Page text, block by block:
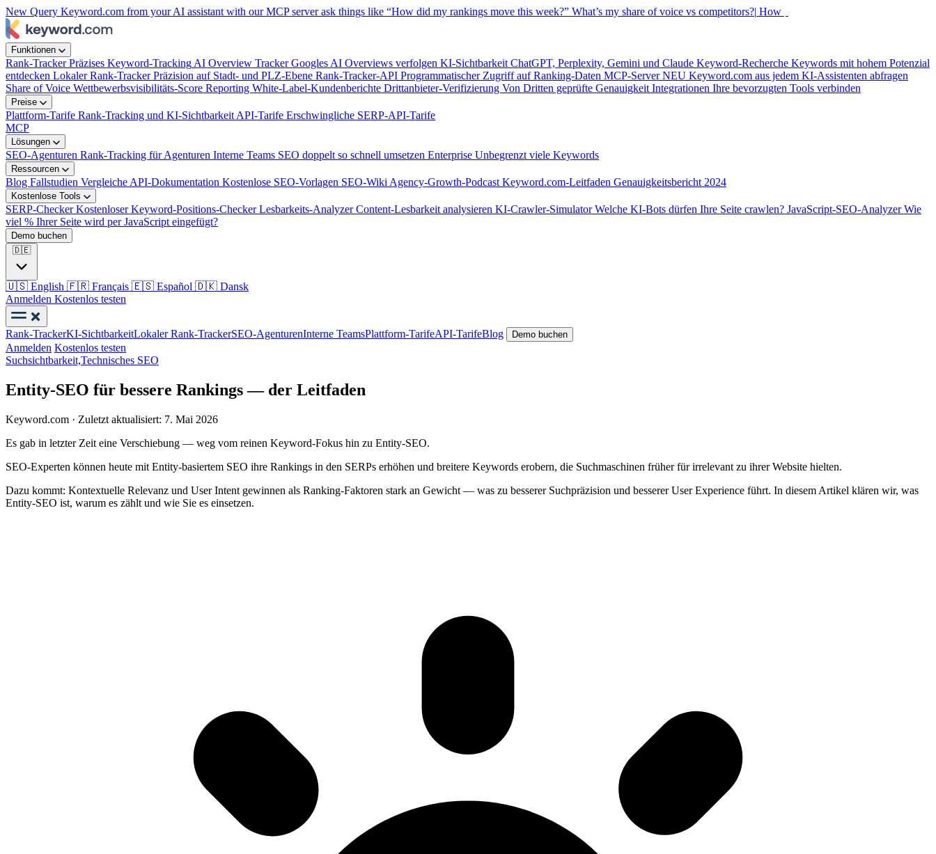
New Query Keyword.com from your AI assistant with our MCP server ask things like “How did my rankings move this week?” What’s my share of voice vs competitors?| How did my rankings mo
Funktionen
Rank-TrackerPräzises Keyword-Tracking AI Overview TrackerGoogles AI Overviews verfolgen KI-Sichtbarkeit ChatGPT, Perplexity, Gemini und Claude Keyword-Recherche Keywords mit hohem Potenzial
entdecken Lokaler Rank-TrackerPräzision auf Stadt- und PLZ-Ebene Rank-Tracker-API Programmatischer Zugriff auf Ranking-Daten MCP-ServerNEU Keyword.com aus jedem KI-Assistenten abfragen
Share of Voice Wettbewerbsvisibilitäts-Score Reporting White-Label-Kundenberichte Drittanbieter-Verifizierung Von Dritten geprüfte Genauigkeit Integrationen Ihre bevorzugten Tools verbinden
Preise
Plattform-Tarife Rank-Tracking und KI-Sichtbarkeit API-Tarife Erschwingliche SERP-API-Tarife
MCP
Lösungen
SEO-Agenturen Rank-Tracking für Agenturen Interne Teams SEO doppelt so schnell umsetzen Enterprise Unbegrenzt viele Keywords
Ressourcen
Blog Fallstudien Vergleiche API-Dokumentation Kostenlose SEO-Vorlagen SEO-Wiki Agency-Growth-Podcast Keyword.com-Leitfaden Genauigkeitsbericht 2024
Kostenlose Tools
SERP-CheckerKostenloser Keyword-Positions-Checker Lesbarkeits-AnalyzerContent-Lesbarkeit analysieren KI-Crawler-SimulatorWelche KI-Bots dürfen Ihre Seite crawlen? JavaScript-SEO-AnalyzerWie
viel % Ihrer Seite wird per JavaScript eingefügt?
Demo buchen
🇩🇪
🇺🇸 English 🇫🇷 Français 🇪🇸 Español 🇩🇰 Dansk
Anmelden Kostenlos testen
Rank-TrackerKI-SichtbarkeitLokaler Rank-TrackerSEO-AgenturenInterne TeamsPlattform-TarifeAPI-TarifeBlog Demo buchen
Anmelden Kostenlos testen
Suchsichtbarkeit,Technisches SEO
Entity-SEO für bessere Rankings — der Leitfaden
Keyword.com · Zuletzt aktualisiert: 7. Mai 2026
Es gab in letzter Zeit eine Verschiebung — weg vom reinen Keyword-Fokus hin zu Entity-SEO.
SEO-Experten können heute mit Entity-basiertem SEO ihre Rankings in den SERPs erhöhen und breitere Keywords erobern, die Suchmaschinen früher für irrelevant zu ihrer Website hielten.
Dazu kommt: Kontextuelle Relevanz und User Intent gewinnen als Ranking-Faktoren stark an Gewicht — was zu besserer Suchpräzision und besserer User Experience führt. In diesem Artikel klären wir, was
Entity-SEO ist, warum es zählt und wie Sie es einsetzen.